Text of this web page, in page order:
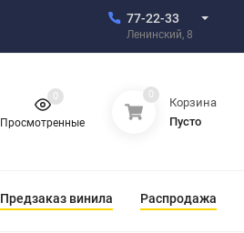
77-22-33
Ленинский, 8
Просмотренные
0 0
Корзина
Пусто
Предзаказ винила Распродажа